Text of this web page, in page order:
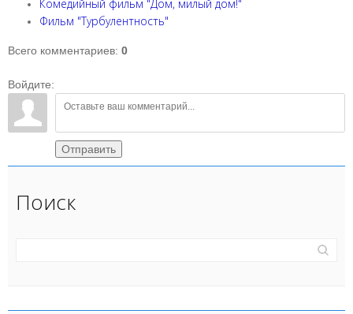
Комедийный фильм "Дом, милый дом!"
Фильм "Турбулентность"
Всего комментариев: 0
Войдите:
Отправить
Поиск